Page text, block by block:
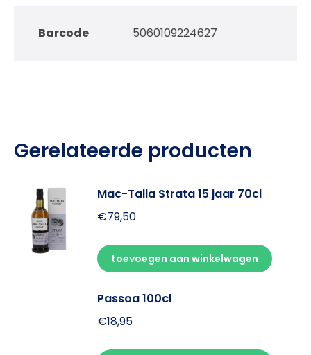
Barcode 5060109224627
Gerelateerde producten
Mac-Talla Strata 15 jaar 70cl
€79,50
toevoegen aan winkelwagen
Passoa 100cl
€18,95